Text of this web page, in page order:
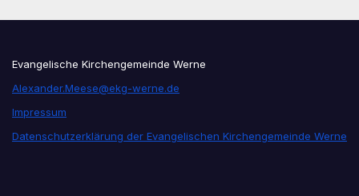
Evangelische Kirchengemeinde Werne
Alexander.Meese@ekg-werne.de
Impressum
Datenschutzerklärung der Evangelischen Kirchengemeinde Werne